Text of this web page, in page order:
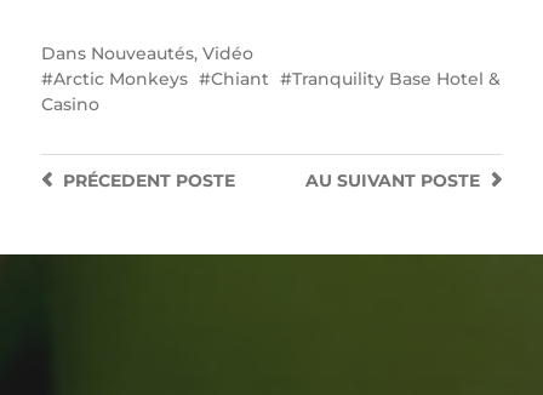
Dans Nouveautés, Vidéo
Arctic Monkeys
Chiant
Tranquility Base Hotel &
Casino
AU SUIVANT POSTE
PRÉCEDENTPOSTE